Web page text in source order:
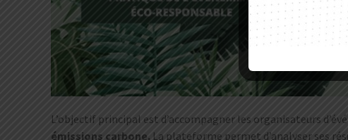
L’objectif principal est d’accompagner les organisateurs
émissions carbone. La plateforme permet d’analyser ses